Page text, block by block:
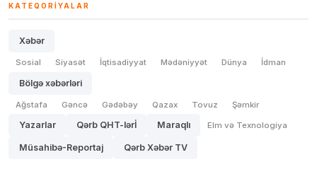
KATEQORIYALAR
Xəbər
Sosial Siyasət İqtisadiyyat Mədəniyyət Dünya İdman
Bölgə xəbərləri
Ağstafa Gəncə Gədəbəy Qazax Tovuz Şəmkir
Yazarlar Qərb QHT-lərİ Maraqlı Elm və Texnologiya
Müsahibə-Reportaj Qərb Xəbər TV